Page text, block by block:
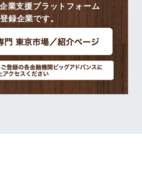
業支援プラットフォーム
録企業です。